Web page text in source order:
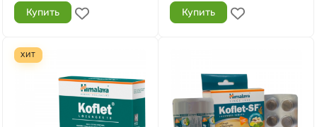
Купить Купить
ХИТ